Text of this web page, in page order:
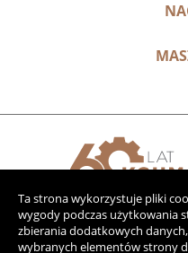
Ta strona wykorzystuje pliki
wygody podczas użytkowania
zbierania dodatkowych
wybranych elementów strony